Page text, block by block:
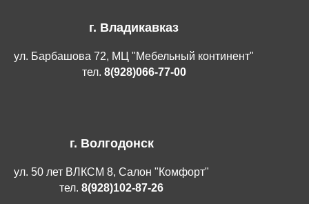
г. Владикавказ
ул. Барбашова 72, МЦ "Мебельный континент"
тел. 8(928)066-77-00
г. Волгодонск
ул. 50 лет ВЛКСМ 8, Салон "Комфорт"
тел. 8(928)102-87-26